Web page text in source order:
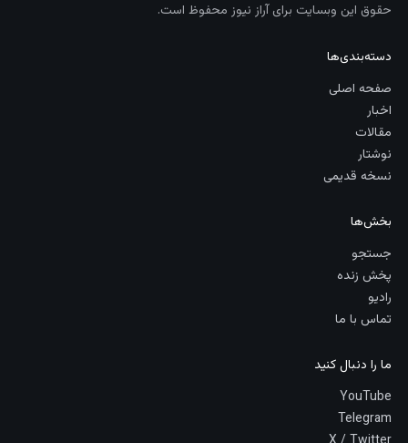
حقوق این وبسایت برای آراز نیوز محفوظ است.
دسته‌بندی‌ها
صفحه اصلی
اخبار
مقالات
نوشتار
نسخه قدیمی
بخش‌ها
جستجو
پخش زنده
رادیو
تماس با ما
ما را دنبال کنید
YouTube
Telegram